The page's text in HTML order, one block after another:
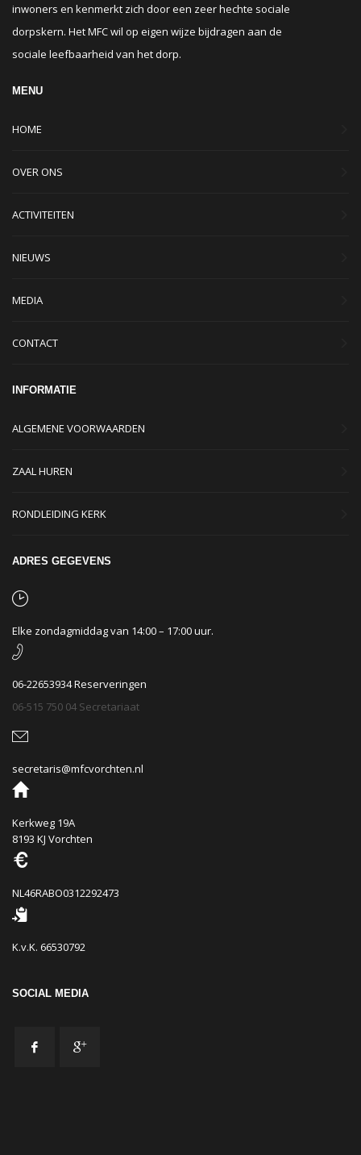
inwoners en kenmerkt zich door een zeer hechte sociale
dorpskern. Het MFC wil op eigen wijze bijdragen aan de
sociale leefbaarheid van het dorp.
MENU
HOME
OVER ONS
ACTIVITEITEN
NIEUWS
MEDIA
CONTACT
INFORMATIE
ALGEMENE VOORWAARDEN
ZAAL HUREN
RONDLEIDING KERK
ADRES GEGEVENS
Elke zondagmiddag van 14:00 – 17:00 uur.
06-22653934 Reserveringen
06-515 750 04 Secretariaat
secretaris@mfcvorchten.nl
Kerkweg 19A
8193 KJ Vorchten
NL46RABO0312292473
K.v.K. 66530792
SOCIAL MEDIA